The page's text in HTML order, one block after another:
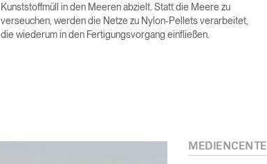
Kunststoffmüll in den Meeren abzielt. Statt die Meere zu
verseuchen, werden die Netze zu Nylon-Pellets verarbeitet,
die wiederum in den Fertigungsvorgang einfließen.